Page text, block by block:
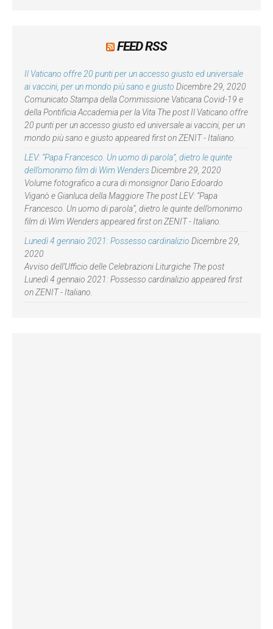
FEED RSS
Il Vaticano offre 20 punti per un accesso giusto ed universale
ai vaccini, per un mondo più sano e giusto Dicembre 29, 2020
Comunicato Stampa della Commissione Vaticana Covid-19 e
della Pontificia Accademia per la Vita The post Il Vaticano offre
20 punti per un accesso giusto ed universale ai vaccini, per un
mondo più sano e giusto appeared first on ZENIT - Italiano.
LEV: “Papa Francesco. Un uomo di parola”, dietro le quinte
dell’omonimo film di Wim WendersDicembre 29, 2020
Volume fotografico a cura di monsignor Dario Edoardo
Viganò e Gianluca della Maggiore The post LEV: “Papa
Francesco. Un uomo di parola”, dietro le quinte dell’omonimo
film di Wim Wenders appeared first on ZENIT - Italiano.
Lunedì 4 gennaio 2021: Possesso cardinalizio Dicembre 29,
2020
Avviso dell’Ufficio delle Celebrazioni Liturgiche The post
Lunedì 4 gennaio 2021: Possesso cardinalizio appeared first
on ZENIT - Italiano.